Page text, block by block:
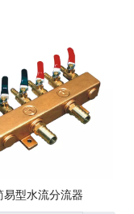
易型水流分流器